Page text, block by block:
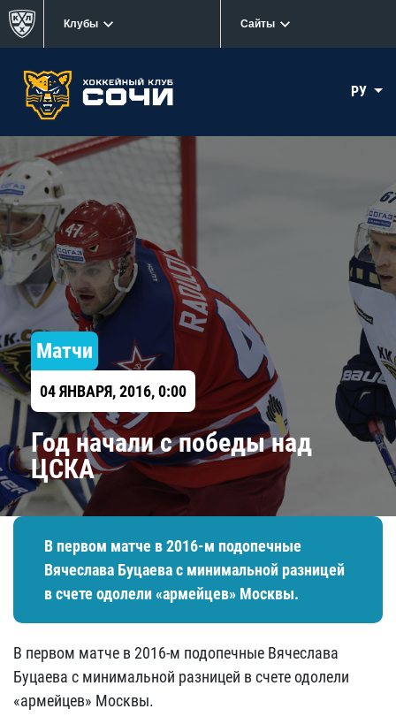
Клубы Сайты
РУ
Матчи
04 ЯНВАРЯ, 2016, 0:00
Год начали с победы над
ЦСКА
В первом матче в 2016-м подопечные
Вячеслава Буцаева с минимальной разницей
в счете одолели «армейцев» Москвы.
В первом матче в 2016-м подопечные Вячеслава
Буцаева с минимальной разницей в счете одолели
«армейцев» Москвы.